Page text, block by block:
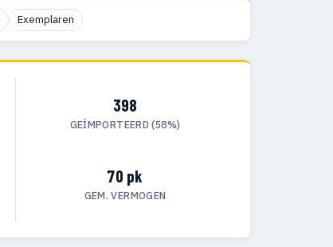
Exemplaren
398
GEÏMPORTEERD (58%)
70 pk
GEM. VERMOGEN